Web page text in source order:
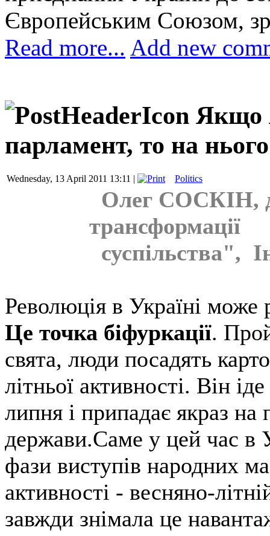
Європейським Союзом,
Read more... Add new
Якщо
парламент, то на
Wednesday, 13 April 2011 13:11 | Politics
Олег СОСКІН,
трансформації
суспільства",
Революція в Україні може
Це точка біфуркації.
свята, люди посадять
літньої активності. Він
липня і припадає якраз на
держави.Саме у цей час в
фази виступів народних
активності - весняно-
завжди знімала це